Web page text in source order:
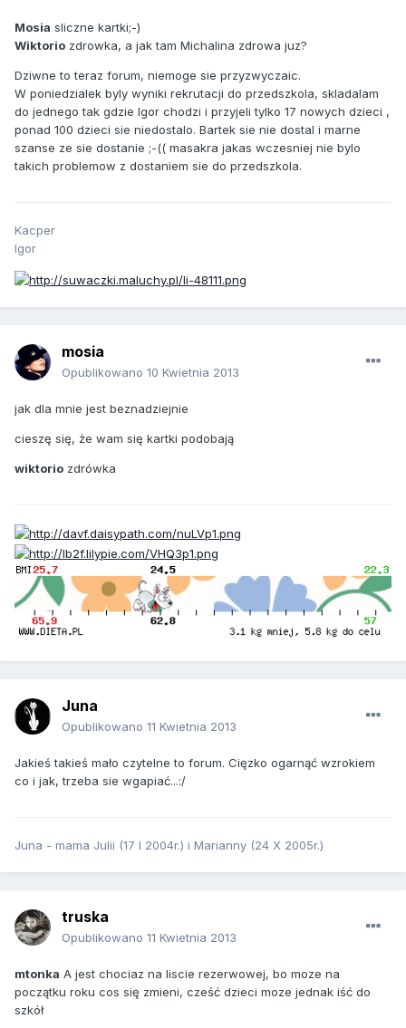
Mosia sliczne kartki;-)
Wiktorio zdrowka, a jak tam Michalina zdrowa juz?
Dziwne to teraz forum, niemoge sie przyzwyczaic.
W poniedzialek byly wyniki rekrutacji do przedszkola, skladalam
do jednego tak gdzie Igor chodzi i przyjeli tylko 17 nowych dzieci ,
ponad 100 dzieci sie niedostalo. Bartek sie nie dostal i marne
szanse ze sie dostanie ;-(( masakra jakas wczesniej nie bylo
takich problemow z dostaniem sie do przedszkola.
Kacper
Igor
mosia
Opublikowano 10 Kwietnia 2013
jak dla mnie jest beznadziejnie
cieszę się, że wam się kartki podobają
wiktorio zdrówka
Juna
Opublikowano 11 Kwietnia 2013
Jakieś takieś mało czytelne to forum. Cięzko ogarnąć wzrokiem
co i jak, trzeba sie wgapiać...:/
Juna - mama Julii (17 I 2004r.) i Marianny (24 X 2005r.)
truska
Opublikowano 11 Kwietnia 2013
mtonka A jest chociaz na liscie rezerwowej, bo moze na
początku roku cos się zmieni, cześć dzieci moze jednak iść do
szkół